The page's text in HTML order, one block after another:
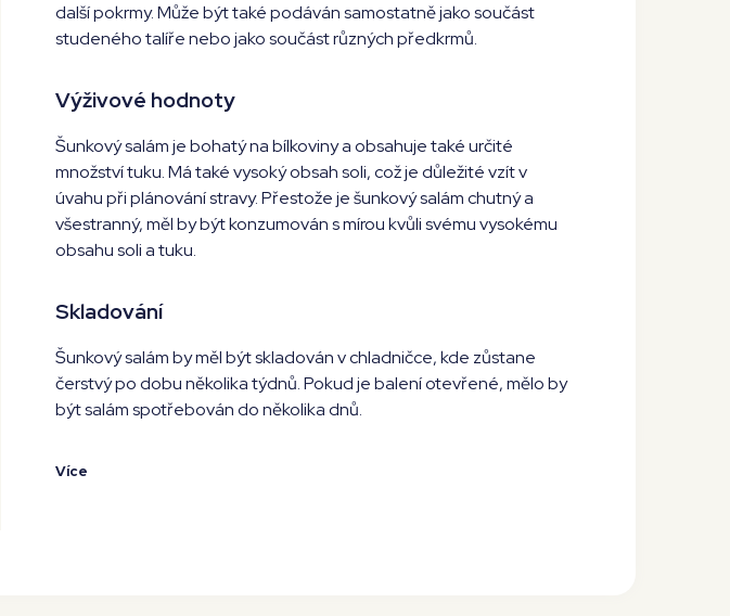
další pokrmy. Může být také podáván samostatně jako součást
studeného talíře nebo jako součást různých předkrmů.
Výživové hodnoty
Šunkový salám je bohatý na bílkoviny a obsahuje také určité
množství tuku. Má také vysoký obsah soli, což je důležité vzít v
úvahu při plánování stravy. Přestože je šunkový salám chutný a
všestranný, měl by být konzumován s mírou kvůli svému vysokému
obsahu soli a tuku.
Skladování
Šunkový salám by měl být skladován v chladničce, kde zůstane
čerstvý po dobu několika týdnů. Pokud je balení otevřené, mělo by
být salám spotřebován do několika dnů.
Více